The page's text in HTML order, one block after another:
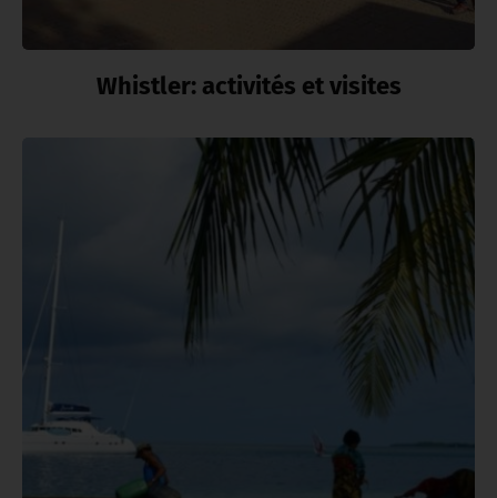
Whistler: activités et visites